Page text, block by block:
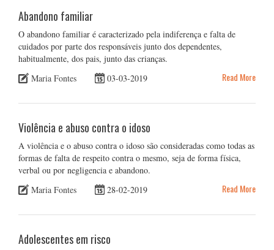
Abandono familiar
O abandono familiar é caracterizado pela indiferença e falta de
cuidados por parte dos responsáveis junto dos dependentes,
habitualmente, dos pais, junto das crianças.
Maria Fontes
03-03-2019 Read More
Violência e abuso contra o idoso
A violência e o abuso contra o idoso são consideradas como todas as
formas de falta de respeito contra o mesmo, seja de forma física,
verbal ou por negligencia e abandono.
Maria Fontes
28-02-2019 Read More
Adolescentes em risco